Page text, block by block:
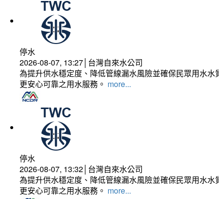
停水
2026-08-07, 13:27│台灣自來水公司
為提升供水穩定度、降低管線漏水風險並確保民眾用水
更安心可靠之用水服務。 more...
停水
2026-08-07, 13:32│台灣自來水公司
為提升供水穩定度、降低管線漏水風險並確保民眾用水
更安心可靠之用水服務。 more...